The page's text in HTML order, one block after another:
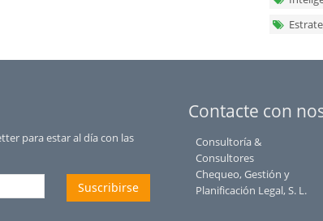
para estar al día con las
Suscribirse
Contacte con
Consultoría &
Consultores
Chequeo, Gestión y
Planificación Legal, S. L.